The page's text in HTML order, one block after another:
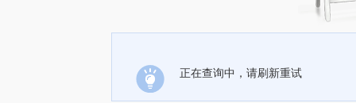
正在查询中，请刷新重试